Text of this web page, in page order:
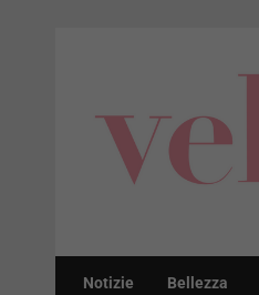
Notizie Bellezza